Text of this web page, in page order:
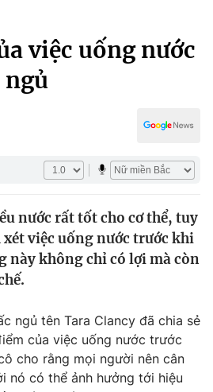
việc uống nước
nước rất tốt cho cơ thể, tuy
việc uống nước trước khi
này không chỉ có lợi mà còn
ngủ tên Tara Clancy đã chia sẻ
của việc uống nước trước
cho rằng mọi người nên cân
nó có thể ảnh hưởng tới hiệu